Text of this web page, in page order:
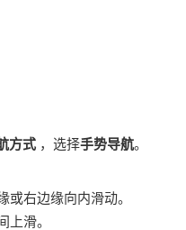
方式 ，选择手势导航。
或右边缘向内滑动。
上滑。